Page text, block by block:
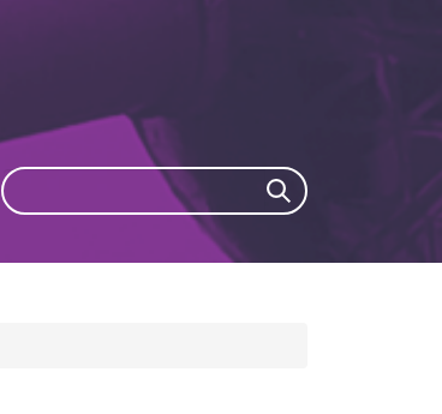
Search Search